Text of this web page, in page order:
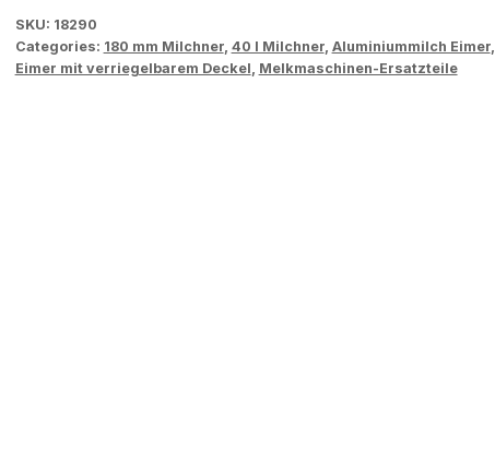
SKU: 18290
Categories: 180 mm Milchner, 40 l Milchner, Aluminiummilch Eimer,
Eimer mit verriegelbarem Deckel, Melkmaschinen-Ersatzteile